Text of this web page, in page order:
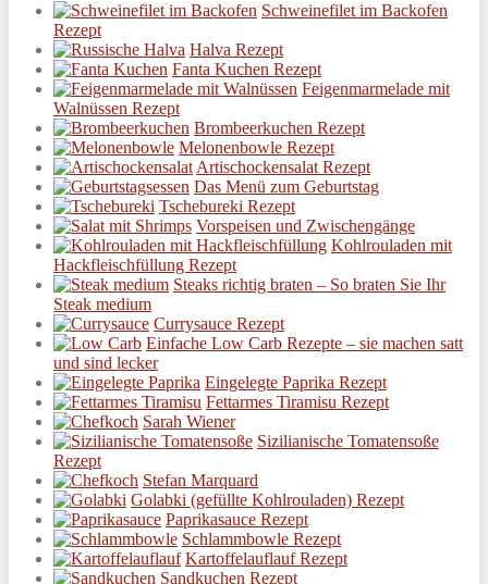
Schweinefilet im Backofen
Rezept
Halva Rezept
Fanta Kuchen Rezept
Feigenmarmelade mit
Walnüssen Rezept
Brombeerkuchen Rezept
Melonenbowle Rezept
Artischockensalat Rezept
Das Menü zum Geburtstag
Tschebureki Rezept
Vorspeisen und Zwischengänge
Kohlrouladen mit
Hackfleischfüllung Rezept
Steaks richtig braten – So braten Sie Ihr
Steak medium
Currysauce Rezept
Einfache Low Carb Rezepte – sie machen satt
und sind lecker
Eingelegte Paprika Rezept
Fettarmes Tiramisu Rezept
Sarah Wiener
Sizilianische Tomatensoße
Rezept
Stefan Marquard
Golabki (gefüllte Kohlrouladen) Rezept
Paprikasauce Rezept
Schlammbowle Rezept
Kartoffelauflauf Rezept
Sandkuchen Rezept